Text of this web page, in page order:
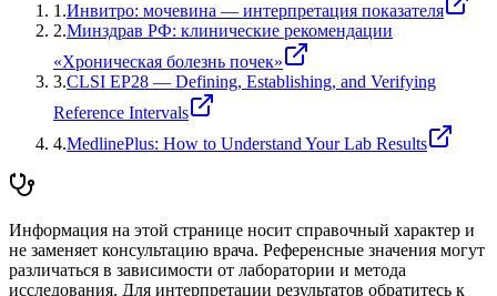
1 .Инвитро: мочевина — интерпретация показателя
2.Минздрав РФ: клинические рекомендации
«Хроническая болезнь почек»
3.CLSI EP28 — Defining, Establishing, and Verifying
Reference Intervals
4.MedlinePlus: How to Understand Your Lab Results
Информация на этой странице носит справочный характер и
не заменяет консультацию врача. Референсные значения могут
различаться в зависимости от лаборатории и метода
исследования. Для интерпретации результатов обратитесь к